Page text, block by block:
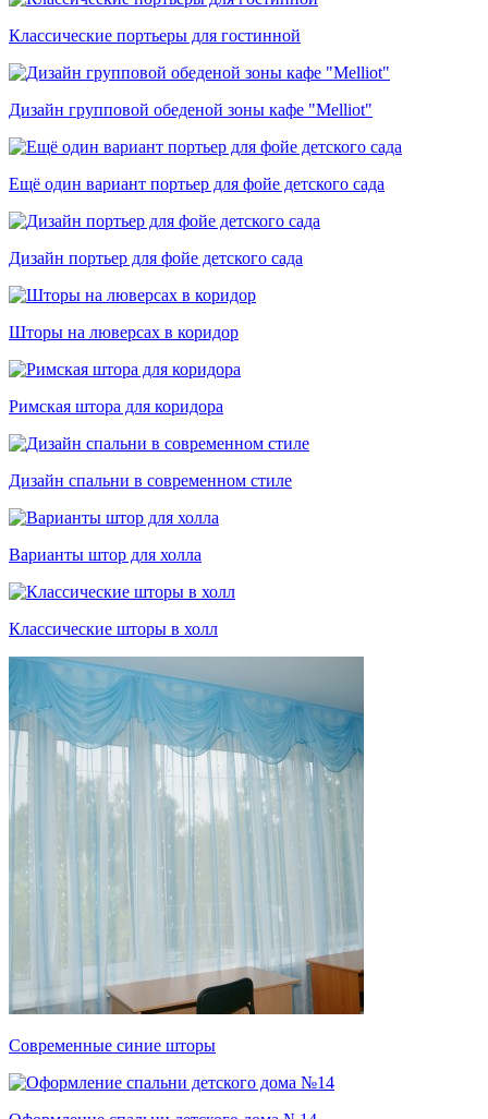
Классические портьеры для гостинной
Дизайн групповой обеденой зоны кафе "Melliot"
Ещё один вариант портьер для фойе детского сада
Дизайн портьер для фойе детского сада
Шторы на люверсах в коридор
Римская штора для коридора
Дизайн спальни в современном стиле
Варианты штор для холла
Классические шторы в холл
Современные синие шторы